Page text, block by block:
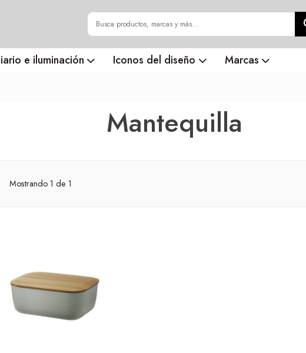
e iluminación Iconos del diseño Marcas
Mantequilla
Mostrando 1 de 1